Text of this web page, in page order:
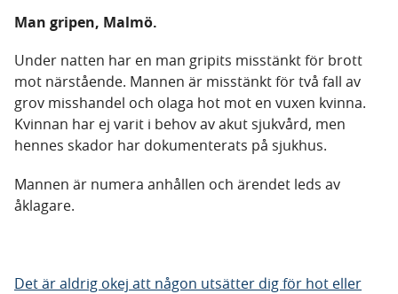
Man gripen, Malmö.
Under natten har en man gripits misstänkt för brott
mot närstående. Mannen är misstänkt för två fall av
grov misshandel och olaga hot mot en vuxen kvinna.
Kvinnan har ej varit i behov av akut sjukvård, men
hennes skador har dokumenterats på sjukhus.
Mannen är numera anhållen och ärendet leds av
åklagare.
Det är aldrig okej att någon utsätter dig för hot eller